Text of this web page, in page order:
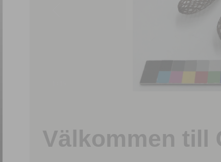
Välkommen till